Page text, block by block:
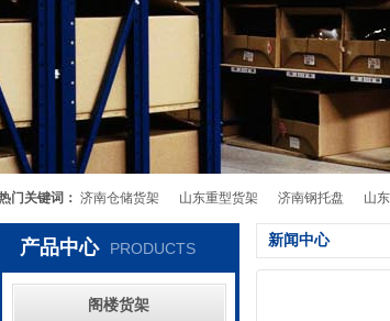
门关键词： 济南仓储货架 山东重型货架 济南钢托盘 山
产品中心 PRODUCTS
阁楼货架
新闻中心